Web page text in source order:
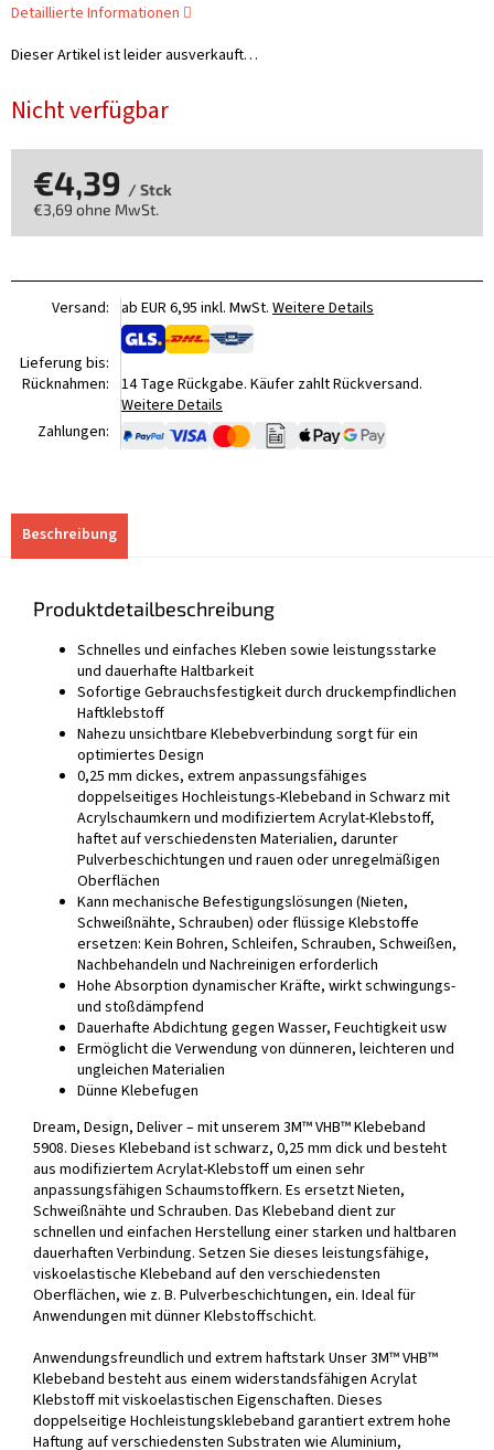
Nicht verfügbar
Dieser Artikel ist leider ausverkauft…
Detaillierte Informationen
€4,39 / Stck
€3,69 ohne MwSt.
Versand: ab EUR 6,95 inkl. MwSt. Weitere Details
Lieferung bis:
Rücknahmen: 14 Tage Rückgabe. Käufer zahlt Rückversand.
Weitere Details
Zahlungen:
Beschreibung
Produktdetailbeschreibung
Schnelles und einfaches Kleben sowie leistungsstarke
und dauerhafte Haltbarkeit
Sofortige Gebrauchsfestigkeit durch druckempfindlichen
Haftklebstoff
Nahezu unsichtbare Klebebverbindung sorgt für ein
optimiertes Design
0,25 mm dickes, extrem anpassungsfähiges
doppelseitiges Hochleistungs-Klebeband in Schwarz mit
Acrylschaumkern und modifiziertem Acrylat-Klebstoff,
haftet auf verschiedensten Materialien, darunter
Pulverbeschichtungen und rauen oder unregelmäßigen
Oberflächen
Kann mechanische Befestigungslösungen (Nieten,
Schweißnähte, Schrauben) oder flüssige Klebstoffe
ersetzen: Kein Bohren, Schleifen, Schrauben, Schweißen,
Nachbehandeln und Nachreinigen erforderlich
Hohe Absorption dynamischer Kräfte, wirkt schwingungs-
und stoßdämpfend
Dauerhafte Abdichtung gegen Wasser, Feuchtigkeit usw
Ermöglicht die Verwendung von dünneren, leichteren und
ungleichen Materialien
Dünne Klebefugen
Dream, Design, Deliver – mit unserem 3M™ VHB™ Klebeband
5908. Dieses Klebeband ist schwarz, 0,25 mm dick und besteht
aus modifiziertem Acrylat-Klebstoff um einen sehr
anpassungsfähigen Schaumstoffkern. Es ersetzt Nieten,
Schweißnähte und Schrauben. Das Klebeband dient zur
schnellen und einfachen Herstellung einer starken und haltbaren
dauerhaften Verbindung. Setzen Sie dieses leistungsfähige,
viskoelastische Klebeband auf den verschiedensten
Oberflächen, wie z. B. Pulverbeschichtungen, ein. Ideal für
Anwendungen mit dünner Klebstoffschicht.
Anwendungsfreundlich und extrem haftstark Unser 3M™ VHB™
Klebeband besteht aus einem widerstandsfähigen Acrylat
Klebstoff mit viskoelastischen Eigenschaften. Dieses
doppelseitige Hochleistungsklebeband garantiert extrem hohe
Haftung auf verschiedensten Substraten wie Aluminium,